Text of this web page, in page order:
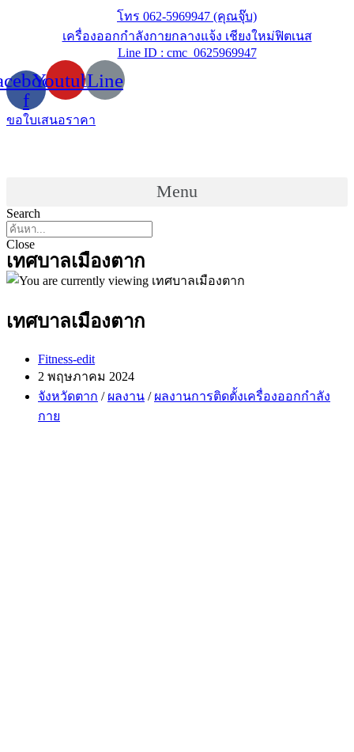
โทร 062-5969947 (คุณจุ๊บ)
เครื่องออกกำลังกายกลางแจ้ง เชียงใหม่ฟิตเนส
Line ID : cmc_0625969947
f
YoutubeLine
ขอใบเสนอราคา
Menu
Search
Close
เทศบาลเมืองตาก
เทศบาลเมืองตาก
Post
author:
Fitness-edit
Post
published:
2 พฤษภาคม 2024
Post
category:
จังหวัดตาก / ผลงาน / ผลงานการติดตั้งเครื่องออกกำลัง
กาย